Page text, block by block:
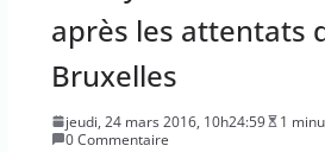
après les attentats
Bruxelles
jeudi, 24 mars 2016, 10h24:59
1
0 Commentaire